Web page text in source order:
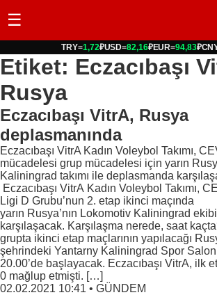
☰
TRY=1,72₽USD=82,16₽EUR=94,83₽
Etiket: Eczacıbaşı
Rusya
Eczacıbaşı VitrA, Rusya
deplasmanında
Eczacıbaşı VitrA Kadın Voleybol Takımı,
mücadelesi grup mücadelesi için yarın
Kaliningrad takımı ile deplasmanda
Eczacıbaşı VitrA Kadın Voleybol Takımı,
Ligi D Grubu’nun 2. etap ikinci maçında
yarın Rusya’nın Lokomotiv Kaliningrad
karşılaşacak. Karşılaşma nerede, saat
grupta ikinci etap maçlarının yapılacağı
şehrindeki Yantarny Kaliningrad Spor
20.00’de başlayacak. Eczacıbaşı VitrA, ilk
0 mağlup etmişti. […]
02.02.2021 10:41 • GÜNDEM